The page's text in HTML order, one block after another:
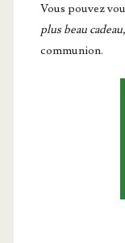
Vous pou­vez
plus beau cadeau
communion.